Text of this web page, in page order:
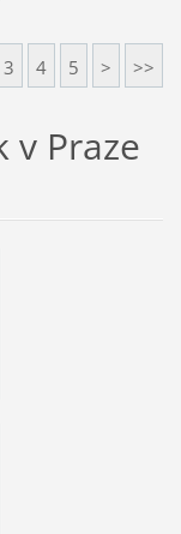
3 4 5 > >>
v Praze